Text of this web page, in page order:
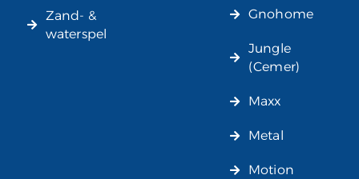
Zand- &
waterspel
Gnohome
Jungle
(Cemer)
Maxx
Metal
Motion